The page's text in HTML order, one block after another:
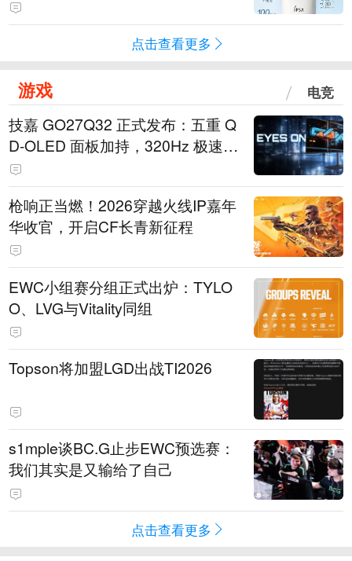
点击查看更多
游戏 电竞
技嘉 GO27Q32 正式发布：五重 Q
D-OLED 面板加持，320Hz 极速与
影院级画面兼得
枪响正当燃！2026穿越火线IP嘉年
华收官，开启CF长青新征程
EWC小组赛分组正式出炉：TYLO
O、LVG与Vitality同组
Topson将加盟LGD出战TI2026
s1mple谈BC.G止步EWC预选赛：
我们其实是又输给了自己
点击查看更多